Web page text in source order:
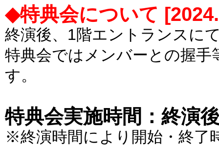
◆特典会について
終演後、1階エントランスに
特典会ではメンバーとの握
す。
特典会実施時間：終演
※終演時間により開始・終了